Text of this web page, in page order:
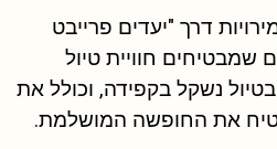
דרך "יעדים פרייבט
שמבטיחים חוויית טיול
נשקל בקפידה, וכולל את
את החופשה המושלמת.